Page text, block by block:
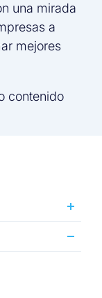
una mirada
a
mejores
contenido